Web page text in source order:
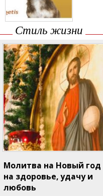
Стиль жизни
Молитва на Новый год
на здоровье, удачу и
любовь